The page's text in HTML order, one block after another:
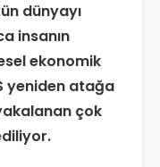
dünyayı
insanın
ekonomik
yeniden atağa
çok